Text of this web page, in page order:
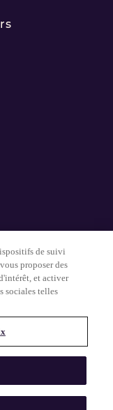
et le fil bleu-gris
Americas, LLC.
leurs détenteurs
de suivi
proposer des
et activer
sociales telles